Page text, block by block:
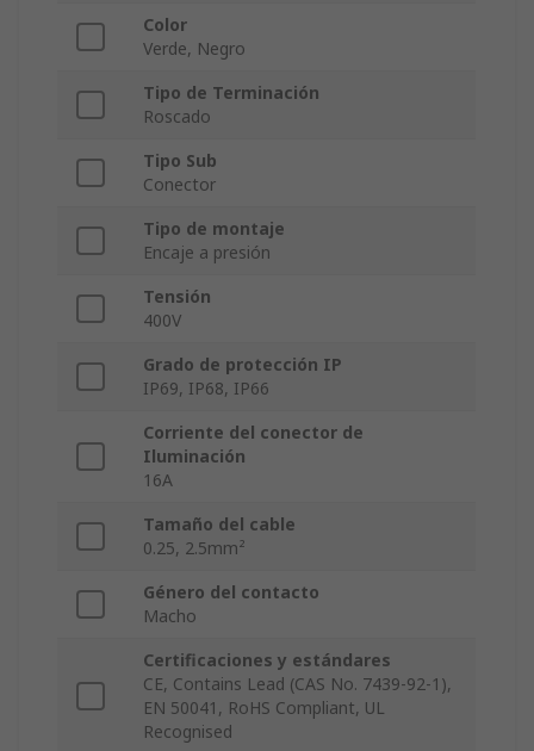
Color
Verde, Negro
Tipo de Terminación
Roscado
Tipo Sub
Conector
Tipo de montaje
Encaje a presión
Tensión
400V
Grado de protección IP
IP69, IP68, IP66
Corriente del conector de
Iluminación
16A
Tamaño del cable
0.25, 2.5mm²
Género del contacto
Macho
Certificaciones y estándares
CE, Contains Lead (CAS No. 7439-92-1),
EN 50041, RoHS Compliant, UL
Recognised